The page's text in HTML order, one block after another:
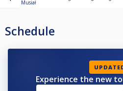
Musiał
Schedule
Experience the new